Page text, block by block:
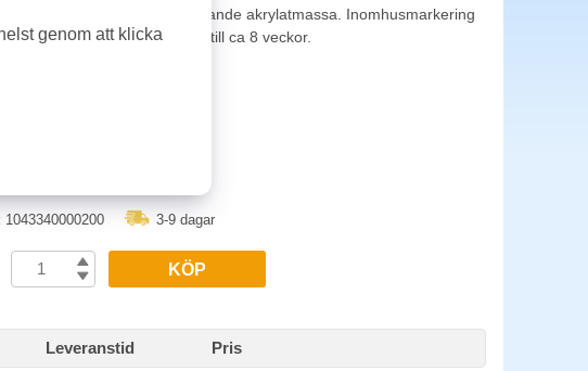
av hög kvalité. Självhäftande akrylatmassa. Inomhusmarkering
utomhusmaskering upp till ca 8 veckor.
1043340000200 3-9 dagar
KÖP
Leveranstid Pris
genom att klicka